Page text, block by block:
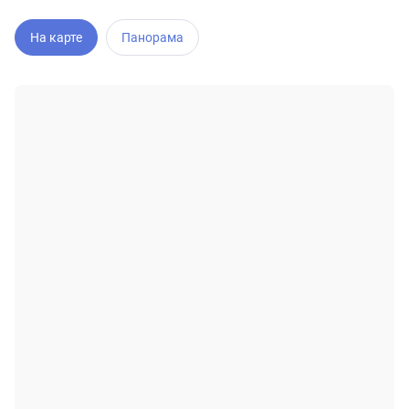
На карте Панорама